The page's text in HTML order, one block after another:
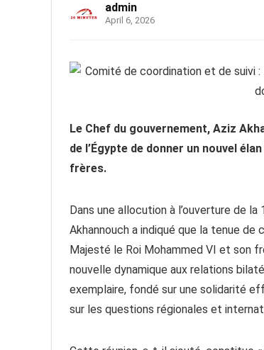
admin
April 6, 2026
Le Chef du gouvernement, Aziz
de l’Égypte de donner un nouvel
frères.
Dans une allocution à l’ouverture de
Akhannouch a indiqué que la tenue
Majesté le Roi Mohammed VI et son
nouvelle dynamique aux relations
exemplaire, fondé sur une solidarité
sur les questions régionales et